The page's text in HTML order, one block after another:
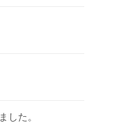
した。